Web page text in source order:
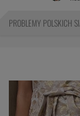
PROBLEMY POLSKICH